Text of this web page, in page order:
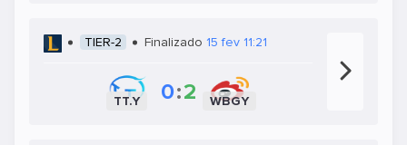
TIER-2 Finalizado 15 fev 11:21
TT.Y 0:2 WBGY